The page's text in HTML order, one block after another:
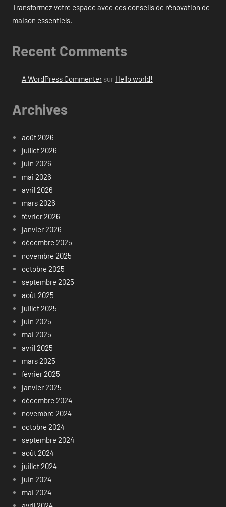
Transformez votre espace avec ces conseils de rénovation de
maison essentiels.
Recent Comments
A WordPress Commentersur Hello world!
Archives
août 2026
juillet 2026
juin 2026
mai 2026
avril 2026
mars 2026
février 2026
janvier 2026
décembre 2025
novembre 2025
octobre 2025
septembre 2025
août 2025
juillet 2025
juin 2025
mai 2025
avril 2025
mars 2025
février 2025
janvier 2025
décembre 2024
novembre 2024
octobre 2024
septembre 2024
août 2024
juillet 2024
juin 2024
mai 2024